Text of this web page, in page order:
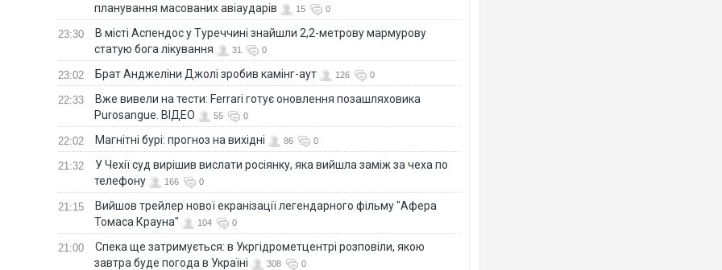
планування масованих авіаударів
15 0
23:30
В місті Аспендос у Туреччині знайшли 2,2-метрову мармурову
статую бога лікування
31 0
23:02 Брат Анджеліни Джолі зробив камінг-аут 126 0
22:33
Вже вивели на тести: Ferrari готує оновлення позашляховика
Purosangue. ВІДЕО
55 0
22:02 Магнітні бурі: прогноз на вихідні 86 0
21:32
У Чехії суд вирішив вислати росіянку, яка вийшла заміж за чеха по
телефону
166 0
21:15
Вийшов трейлер нової екранізації легендарного фільму "Афера
Томаса Крауна"
104 0
21:00
Спека ще затримується: в Укргідрометцентрі розповіли, якою
завтра буде погода в Україні
308 0